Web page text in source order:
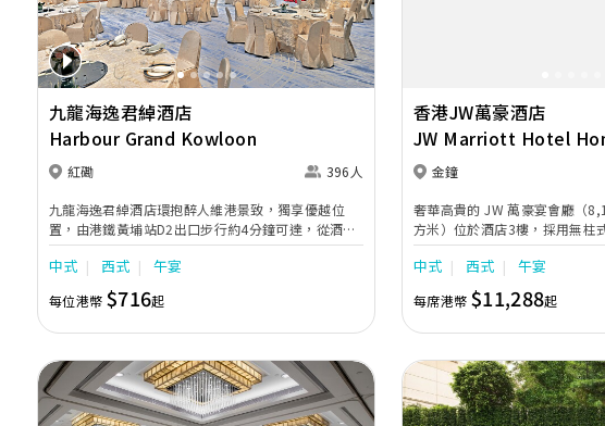
九龍海逸君綽酒店
Harbour Grand Kowloon
紅磡 396人
九龍海逸君綽酒店環抱醉人維港景致，獨享優越位
置，由港鐵黃埔站D2出口步行約4分鐘可達，從酒店
乘免費穿梭巴士到尖沙咀只需8分鐘，毗鄰更設有渡
輪碼頭往返北角。酒店的無柱宴會大禮堂最多可筵開
33席；全落地玻璃設計的多功能宴會廳則可容納多達
80位賓客；配上高雅脫俗的雲石樓梯及寬敞的款接大
堂，是締造完美婚禮的不二之選。
中式 西式 午宴
每位港幣 $716起
香港JW萬豪酒店
JW Marriott Hotel
金鐘
奢華高貴的 JW 萬豪宴會廳（
方米）位於酒店3樓，採用無柱
底，可筵開56席，成就容納超
會。宴會廳以奢華典雅的意大利
進的照明技術，營造多種獨特燈
闊、3 米高的高清液晶體背景幕
片及現場直播，為婚宴提供無與
Admiralty、The Peak、
供靈活調配的空間，可供新人
休息室等。 米芝蓮婚宴菜譜由酒店享負盛名的餐飲團
中式 西式 午宴
每席港幣 $11,288起